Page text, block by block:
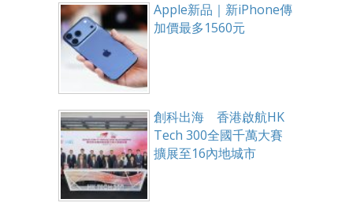
Apple新品｜新iPhone傳
加價最多1560元
創科出海 香港啟航HK
Tech 300全國千萬大賽
擴展至16內地城市